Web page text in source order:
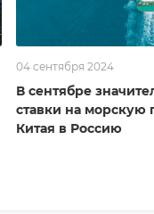
04 сентября 2024
В сентябре
ставки на морскую
Китая в Россию